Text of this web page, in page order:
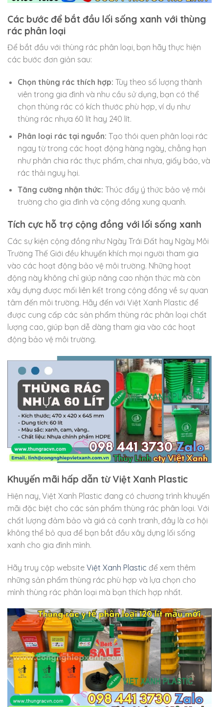
Các bước để bắt đầu lối sống xanh với thùng
rác phân loại
Để bắt đầu với thùng rác phân loại, bạn hãy thực hiện
các bước đơn giản sau:
Chọn thùng rác thích hợp: Tùy theo số lượng thành
viên trong gia đình và nhu cầu sử dụng, bạn có thể
chọn thùng rác có kích thước phù hợp, ví dụ như
thùng rác nhựa 60 lít hay 240 lít.
Phân loại rác tại nguồn: Tạo thói quen phân loại rác
ngay từ trong các hoạt động hàng ngày, chẳng hạn
như phân chia rác thực phẩm, chai nhựa, giấy báo, và
rác thải nguy hại.
Tăng cường nhận thức: Thúc đẩy ý thức bảo vệ môi
trường cho gia đình và cộng đồng xung quanh.
Tích cực hỗ trợ cộng đồng với lối sống xanh
Các sự kiện cộng đồng như Ngày Trái Đất hay Ngày Môi
Trường Thế Giới đều khuyến khích mọi người tham gia
vào các hoạt động bảo vệ môi trường. Những hoạt
động này không chỉ giúp nâng cao nhận thức mà còn
xây dựng được mối liên kết trong cộng đồng về sự quan
tâm đến môi trường. Hãy đến với Việt Xanh Plastic để
được cung cấp các sản phẩm thùng rác phân loại chất
lượng cao, giúp bạn dễ dàng tham gia vào các hoạt
động bảo vệ môi trường.
Khuyến mãi hấp dẫn từ Việt Xanh Plastic
Hiện nay, Việt Xanh Plastic đang có chương trình khuyến
mãi đặc biệt cho các sản phẩm thùng rác phân loại. Với
chất lượng đảm bảo và giá cả cạnh tranh, đây là cơ hội
không thể bỏ qua để bạn bắt đầu xây dựng lối sống
xanh cho gia đình mình.
Hãy truy cập website Việt Xanh Plastic để xem thêm
những sản phẩm thùng rác phù hợp và lựa chọn cho
mình thùng rác phân loại mà bạn thích hợp nhất.